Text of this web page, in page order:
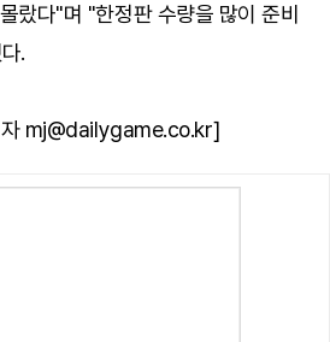
랐다"며 "한정판 수량을 많이 준비
.
자 mj@dailygame.co.kr]